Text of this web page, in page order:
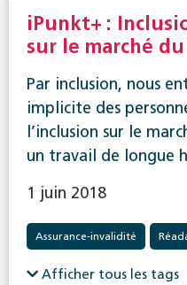
iPunkt+ :
sur le marché
Par inclusion, nous
implicite des
l’inclusion sur le
un travail de longue
1 juin 2018
Assurance-invalidité
Afficher tous les tags